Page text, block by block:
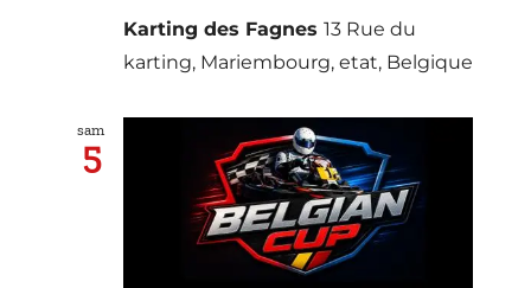
Karting des Fagnes 13 Rue du
karting, Mariembourg, etat, Belgique
sam
5